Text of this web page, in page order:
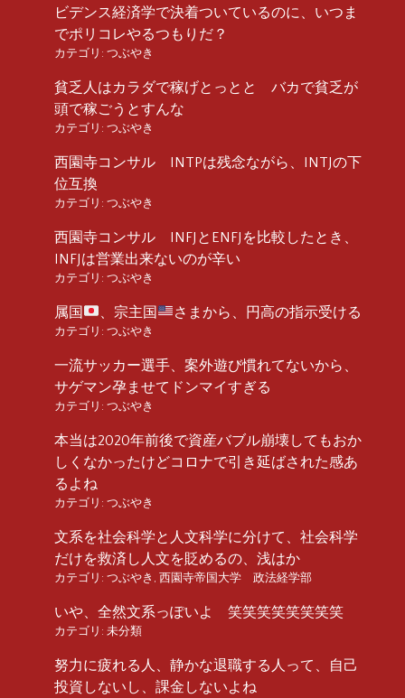
ビデンス経済学で決着ついているのに、いつま
でポリコレやるつもりだ？
カテゴリ: つぶやき
貧乏人はカラダで稼げとっとと バカで貧乏が
頭で稼ごうとすんな
カテゴリ: つぶやき
西園寺コンサル INTPは残念ながら、INTJの下
位互換
カテゴリ: つぶやき
西園寺コンサル INFJとENFJを比較したとき、
INFJは営業出来ないのが辛い
カテゴリ: つぶやき
属国 、宗主国 さまから、円高の指示受ける
カテゴリ: つぶやき
一流サッカー選手、案外遊び慣れてないから、
サゲマン孕ませてドンマイすぎる
カテゴリ: つぶやき
本当は2020年前後で資産バブル崩壊してもおか
しくなかったけどコロナで引き延ばされた感あ
るよね
カテゴリ: つぶやき
文系を社会科学と人文科学に分けて、社会科学
だけを救済し人文を貶めるの、浅はか
カテゴリ: つぶやき 西園寺帝国大学 政法経学部
いや、全然文系っぽいよ 笑笑笑笑笑笑笑笑
カテゴリ: 未分類
努力に疲れる人、静かな退職する人って、自己
投資しないし、課金しないよね